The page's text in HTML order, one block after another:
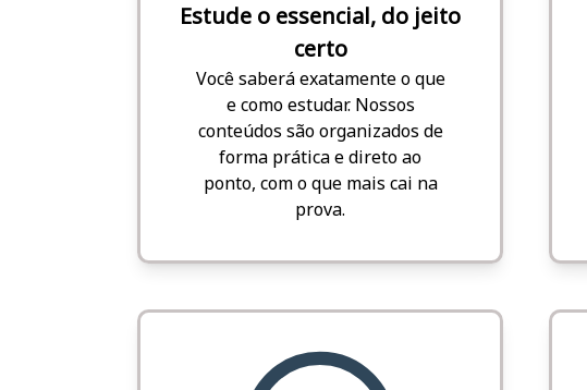
Estude o essencial, do jeito
certo
Você saberá exatamente o que
e como estudar. Nossos
conteúdos são organizados de
forma prática e direto ao
ponto, com o que mais cai na
prova.